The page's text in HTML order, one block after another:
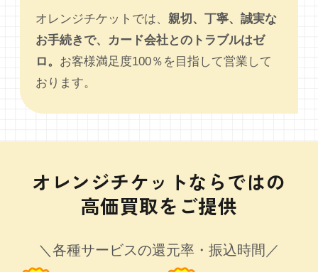
オレンジチケットでは、親切、丁寧、誠実な
お手続きで、カード会社とのトラブルはゼ
ロ。 お客様満足度100％を目指して営業して
おります。
オレンジチケットならではの
高価買取をご提供
＼各種サービスの還元率・振込時間／